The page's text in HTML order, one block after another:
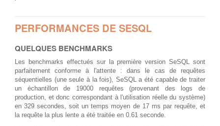
PERFORMANCES DE SESQL
QUELQUES BENCHMARKS
Les benchmarks effectués sur la première version SeSQL sont
parfaitement conforme à l'attente : dans le cas de requêtes
séquentielles (une seule à la fois), SeSQL a été capable de traiter
un échantillon de 19000 requêtes (provenant des logs de
production, et donc correspondant à l'utilisation réelle du système)
en 329 secondes, soit un temps moyen de 17 ms par requête, et
la requête la plus lente a été traitée en 0.61 seconde.